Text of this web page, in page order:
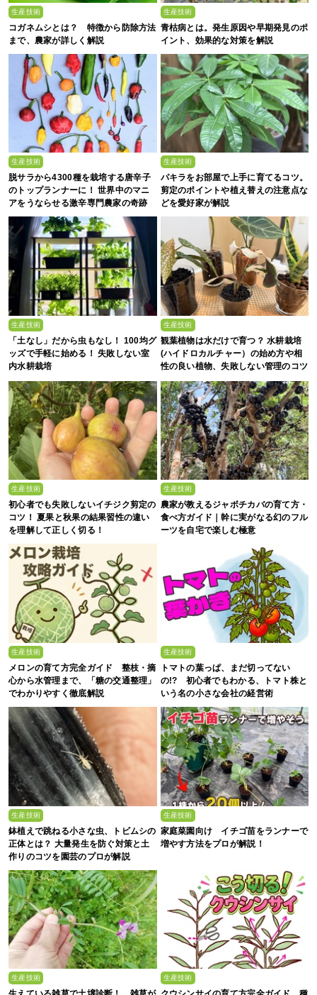
生産技術
コガネムシとは？ 特徴から防除方法
まで、農家が詳しく解説
生産技術
青枯病とは。発生原因や早期発見のポ
イント、効果的な対策を解説
生産技術
脱サラから4300種を栽培する唐辛子
のトップランナーに！ 世界中のマニ
アをうならせる激辛専門農家の奇跡
生産技術
パキラをお部屋で上手に育てるコツ。
剪定のポイントや植え替えの注意点な
どを愛好家が解説
生産技術
「土なし」だから虫もなし！ 100均グ
ッズで手軽に始める！ 失敗しない室
内水耕栽培
生産技術
観葉植物は水だけで育つ？ 水耕栽培
(ハイドロカルチャー）の始め方や相
性の良い植物、失敗しない管理のコツ
まで徹底解説
生産技術
初心者でも失敗しないイチジク剪定の
コツ！ 夏果と秋果の結果習性の違い
を理解して正しく切る！
生産技術
農家が教えるジャボチカバの育て方・
食べ方ガイド｜幹に実がなる幻のフル
ーツを自宅で楽しむ極意
生産技術
メロンの育て方完全ガイド 整枝・摘
心から水管理まで、「糖の交通整理」
でわかりやすく徹底解説
生産技術
トマトの葉っぱ、まだ切ってない
の!? 初心者でもわかる、トマト株と
いう名の小さな会社の経営術
生産技術
鉢植えで跳ねる小さな虫、トビムシの
正体とは？ 大量発生を防ぐ対策と土
作りのコツを園芸のプロが解説
生産技術
家庭菜園向け イチゴ苗をランナーで
増やす方法をプロが解説！
生産技術 生産技術